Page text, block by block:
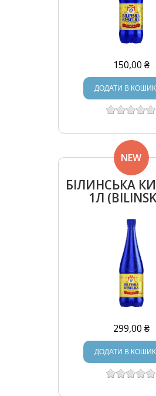
150,00 ₴
ДОДАТИ В КОШИК
БІЛИНСЬКА
1Л
NEW
299,00 ₴
ДОДАТИ В КОШИК